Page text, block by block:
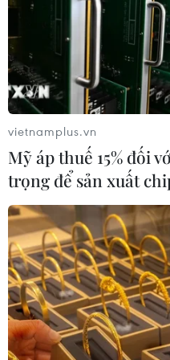
04/08/2026 04:55
Bộ Y tế đề xuất 8 nhóm
trong sửa đổi Luật
tạng
03/08/2026 14:44
động vật không đủ
31/10
03/08/2026 11:31
Bệnh viện hạng đặc
Bình khẳng định "cánh
vietnamplus.vn
Mỹ áp thuế 15% đối
trọng để sản xuất